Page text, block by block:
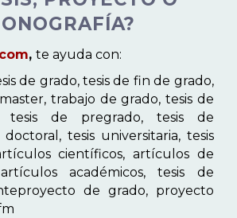
,te ayuda con:
de grado, tesis de fin de grado,
trabajo de grado, tesis de
tesis de pregrado, tesis de
doctoral, tesis universitaria, tesis
científicos, artículos de
académicos, tesis de
de grado, proyecto